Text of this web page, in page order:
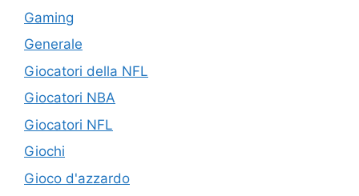
Gaming
Generale
Giocatori della NFL
Giocatori NBA
Giocatori NFL
Giochi
Gioco d'azzardo